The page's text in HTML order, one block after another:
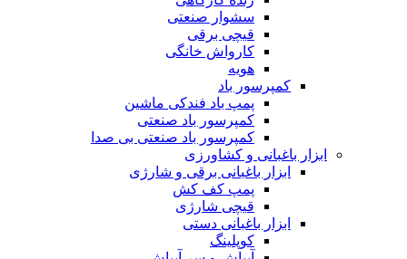
سشوار صنعتی
قیچی برقی
کارواش خانگی
هویه
کمپرسور باد
پمپ باد فندکی ماشین
کمپرسور باد صنعتی
کمپرسور باد صنعتی بی صدا
ابزار باغبانی و کشاورزی
ابزار باغبانی برقی و شارژی
پمپ کف کش
قیچی شارژی
ابزار باغبانی دستی
کوپلینگ